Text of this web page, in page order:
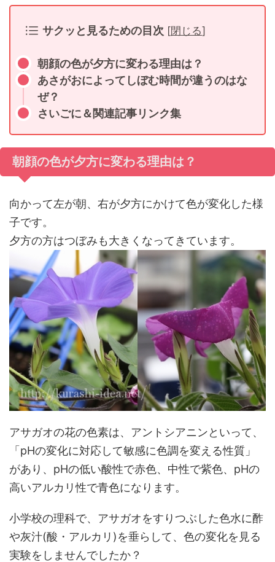
サクッと見るための目次 [閉じる]
朝顔の色が夕方に変わる理由は？
あさがおによってしぼむ時間が違うのはな
ぜ？
さいごに＆関連記事リンク集
朝顔の色が夕方に変わる理由は？
向かって左が朝、右が夕方にかけて色が変化した様
子です。
夕方の方はつぼみも大きくなってきています。
アサガオの花の色素は、アントシアニンといって、
「pHの変化に対応して敏感に色調を変える性質」
があり、pHの低い酸性で赤色、中性で紫色、pHの
高いアルカリ性で青色になります。
小学校の理科で、アサガオをすりつぶした色水に酢
や灰汁(酸・アルカリ)を垂らして、色の変化を見る
実験をしませんでしたか？